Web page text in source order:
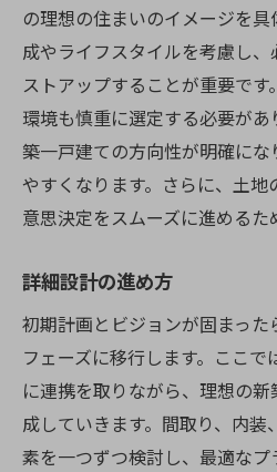
の理想の住まいのイメージを
成やライフスタイルを考慮し
ストアップすることが重要で
環境も慎重に選定する必要が
築一戸建ての方向性が明確に
やすくなります。さらに、土
意思決定をスムーズに進めるた
詳細設計の進め方
初期計画とビジョンが固まっ
フェーズに移行します。ここ
に連携を取りながら、理想の
成していきます。間取り、内
素を一つずつ検討し、最適な